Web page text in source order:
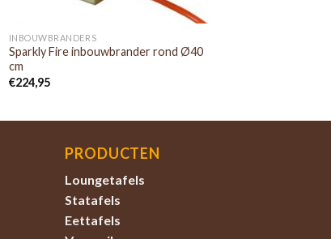
INBOUWBRANDERS
Sparkly Fire inbouwbrander rond Ø40
cm
€224,95
PRODUCTEN
Loungetafels
Statafels
Eettafels